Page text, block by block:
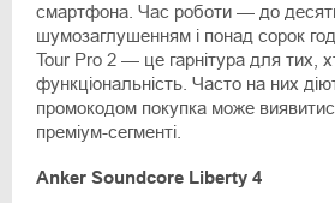
смартфона. Час роботи — до
шумозаглушенням і понад сорок
Tour Pro 2 — це гарнітура для тих,
функціональність. Часто на них
промокодом покупка може
преміум-сегменті.
Anker Soundcore Liberty 4